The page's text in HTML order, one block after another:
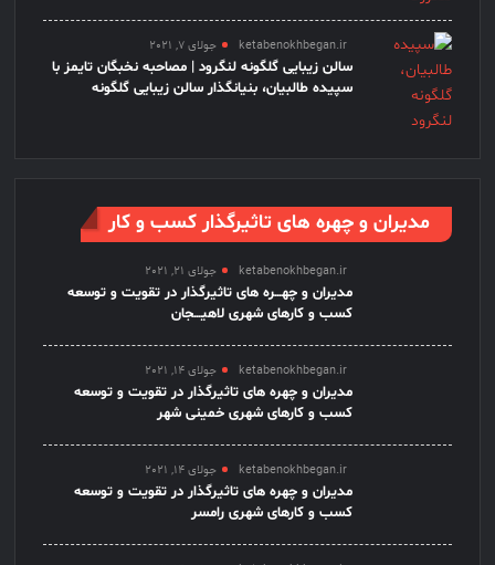
ketabenokhbegan.ir جولای 7, 2021
سالن زیبایی گلگونه لنگرود | مصاحبه نخبگان تایمز با
سپیده طالبیان، بنیانگذار سالن زیبایی گلگونه
مدیران و چهره های تاثیرگذار کسب و کار
ketabenokhbegan.ir جولای 21, 2021
مدیران و چهـــره های تاثیرگذار در تقویت و توسعه
کسب و کارهای شهری لاهیـــجان
ketabenokhbegan.ir جولای 14, 2021
مدیران و چهره های تاثیرگذار در تقویت و توسعه
کسب و کارهای شهری خمینی شهر
ketabenokhbegan.ir جولای 14, 2021
مدیران و چهره های تاثیرگذار در تقویت و توسعه
کسب و کارهای شهری رامسر